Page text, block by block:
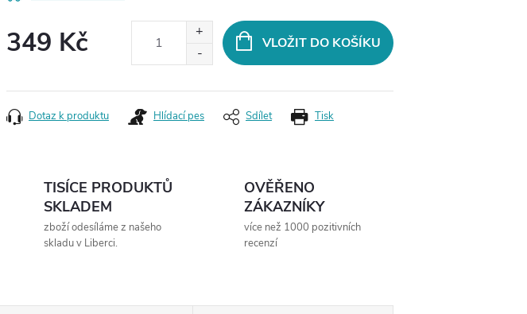
349 Kč VLOŽIT DO KOŠÍKU
Tisk
Dotaz k produktu Hlídací pes Sdílet
TISÍCE PRODUKTŮ
SKLADEM
zboží odesíláme z našeho
skladu v Liberci.
OVĚŘENO
ZÁKAZNÍKY
více než 1000 pozitivních
recenzí